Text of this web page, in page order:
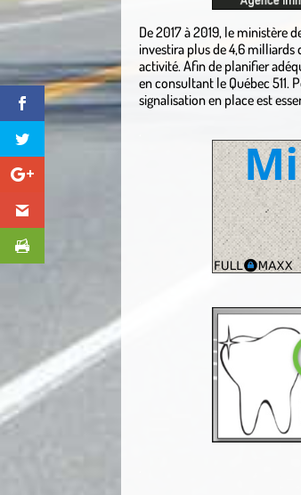
De 2017 à 2019, le ministère
investira plus de 4,6 milliards
activité. Afin de planifier
en consultant le Québec 511.
signalisation en place est